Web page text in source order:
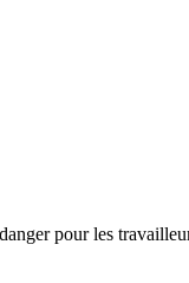
pour les